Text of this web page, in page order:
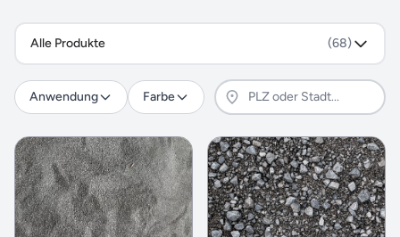
Alle Produkte (68)
Anwendung Farbe